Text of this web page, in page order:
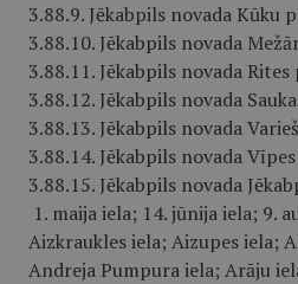
3.88.9. Jēkabpils novada Kūku
3.88.10. Jēkabpils novada
3.88.11. Jēkabpils novada Rites
3.88.12. Jēkabpils novada
3.88.13. Jēkabpils novada
3.88.14. Jēkabpils novada
3.88.15. Jēkabpils novada
1. maija iela; 14. jūnija iela; 9.
Aizkraukles iela; Aizupes iela;
Andreja Pumpura iela; Arāju